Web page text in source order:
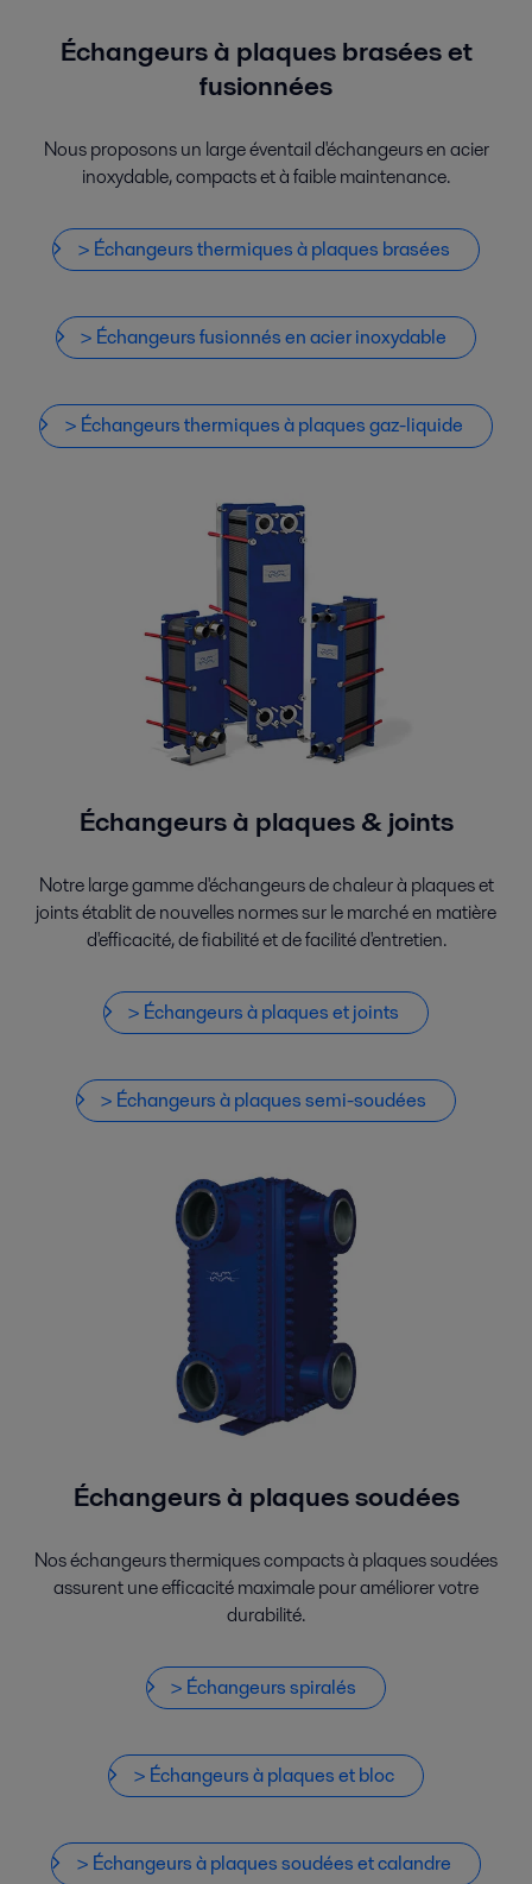
Échangeurs à plaques brasées et
fusionnées
Nous proposons un large éventail d'échangeurs en acier
inoxydable, compacts et à faible maintenance.
> Échangeurs thermiques à plaques brasées
> Échangeurs fusionnés en acier inoxydable
> Échangeurs thermiques à plaques gaz-liquide
Échangeurs à plaques & joints
Notre large gamme d'échangeurs de chaleur à plaques et
joints établit de nouvelles normes sur le marché en matière
d'efficacité, de fiabilité et de facilité d'entretien.
> Échangeurs à plaques et joints
> Échangeurs à plaques semi-soudées
Échangeurs à plaques soudées
Nos échangeurs thermiques compacts à plaques soudées
assurent une efficacité maximale pour améliorer votre
durabilité.
> Échangeurs spiralés
> Échangeurs à plaques et bloc
> Échangeurs à plaques soudées et calandre